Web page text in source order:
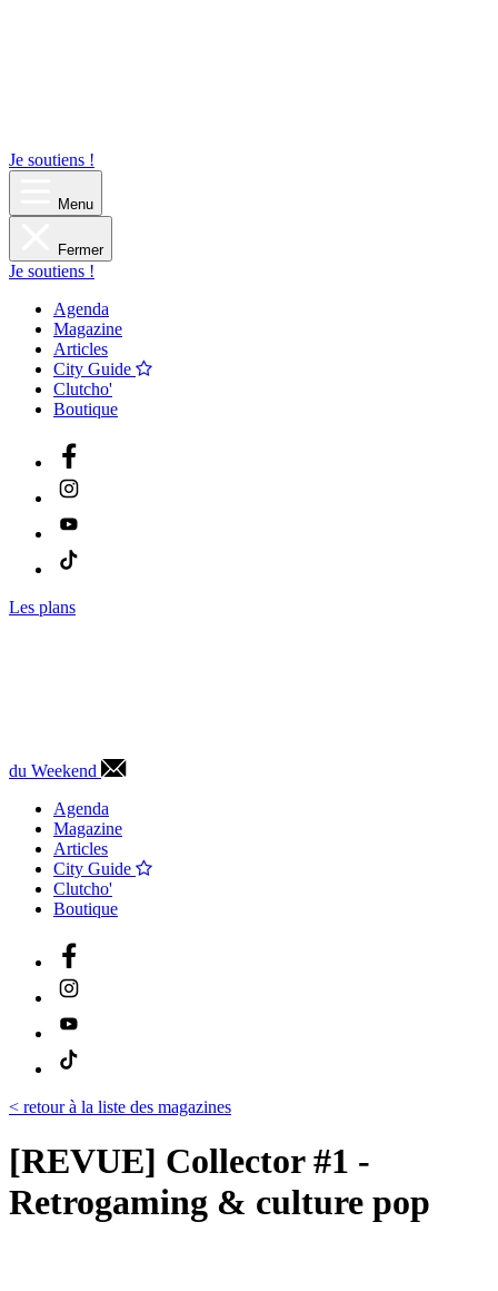
Je soutiens !
Menu
Fermer
Je soutiens !
Agenda
Magazine
Articles
City Guide
Clutcho'
Boutique
Les plans
du Weekend
Agenda
Magazine
Articles
City Guide
Clutcho'
Boutique
< retour à la liste des magazines
[REVUE] Collector #1 -
Retrogaming & culture pop